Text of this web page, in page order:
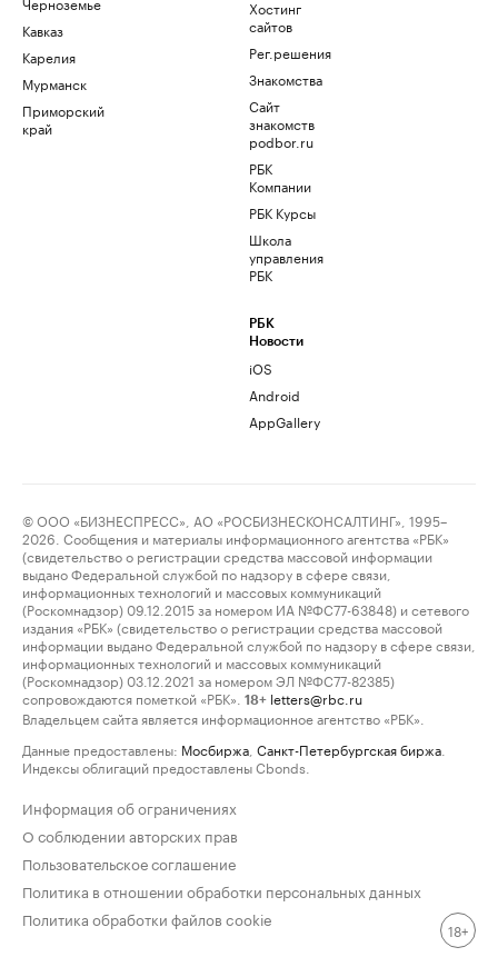
Кавказ
Карелия
Мурманск
Приморский
край
Хостинг
сайтов
Рег.решения
Знакомства
Сайт
знакомств
podbor.ru
РБК
Компании
РБК Курсы
Школа
управления
РБК
РБК
Новости
iOS
Android
AppGallery
© ООО «БИЗНЕСПРЕСС», АО «РОСБИЗНЕСКОНСАЛТИНГ», 1995–
2026. Сообщения и материалы информационного агентства «РБК»
(свидетельство о регистрации средства массовой информации
выдано Федеральной службой по надзору в сфере связи,
информационных технологий и массовых коммуникаций
(Роскомнадзор) 09.12.2015 за номером ИА №ФС77-63848) и сетевого
издания «РБК» (свидетельство о регистрации средства массовой
информации выдано Федеральной службой по надзору в сфере связи,
информационных технологий и массовых коммуникаций
(Роскомнадзор) 03.12.2021 за номером ЭЛ №ФС77-82385)
сопровождаются пометкой «РБК».
18+ letters@rbc.ru
Владельцем сайта является информационное агентство «РБК».
Данные предоставлены: Мосбиржа Санкт-Петербургская биржа
Индексы облигаций предоставлены Cbonds.
Информация об ограничениях
О соблюдении авторских прав
Пользовательское соглашение
Политика в отношении обработки персональных данных
Политика обработки файлов cookie
18+